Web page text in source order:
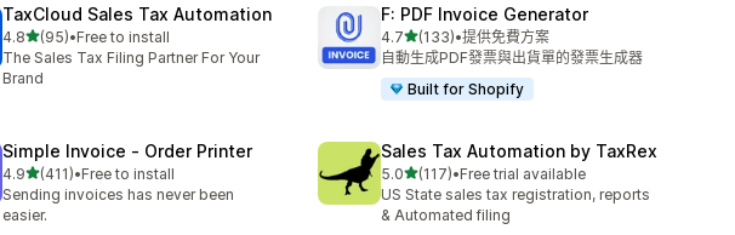
TaxCloud Sales Tax Automation
4.8滿分 5 顆星
(95)
共有 95 則評價
•Free to install
The Sales Tax Filing Partner For Your
Brand
F: PDF Invoice Generator
4.7滿分 5 顆星
(133)
共有 133 則評價
•提供免費方案
自動生成PDF發票與出貨單的發票生成器
Built for Shopify
Simple Invoice ‑ Order Printer
4.9滿分 5 顆星
(411)
共有 411 則評價
•Free to install
Sending invoices has never been
easier.
Sales Tax Automation by TaxRex
5.0滿分 5 顆星
(117)
共有 117 則評價
•Free trial available
US State sales tax registration, reports
& Automated filing